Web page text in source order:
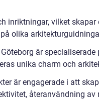
inriktningar, vilket
olika
är
unika charm och
är engagerade i att
återanvändning av